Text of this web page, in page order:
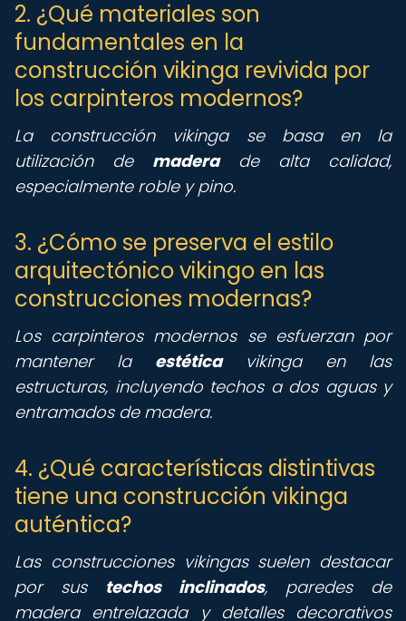
2. ¿Qué materiales son
fundamentales en la
construcción vikinga revivida por
los carpinteros modernos?
La construcción vikinga se basa en la
utilización de maderade alta calidad,
especialmente roble y pino.
3. ¿Cómo se preserva el estilo
arquitectónico vikingo en las
construcciones modernas?
Los carpinteros modernos se esfuerzan por
mantener la estéticavikinga en las
estructuras, incluyendo techos a dos aguas y
entramados de madera.
4. ¿Qué características distintivas
tiene una construcción vikinga
auténtica?
Las construcciones vikingas suelen destacar
por sus techos inclinados, paredes de
madera entrelazada y detalles decorativos